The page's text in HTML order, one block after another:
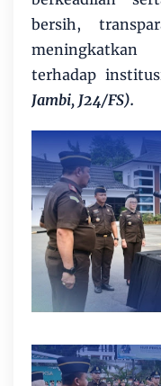
bersih,
meningkatkan
terhadap
Jambi, J24/FS).